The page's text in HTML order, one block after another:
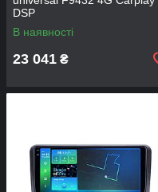
DSP
В наявності
23 041 ₴